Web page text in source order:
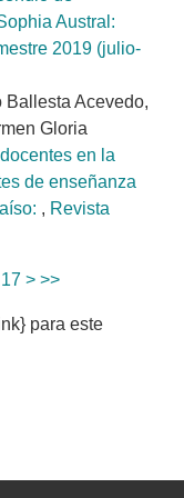
Austral:
2019 (julio-
Ballesta Acevedo,
Gloria
en la
de enseñanza
, Revista
17 > >>
para este